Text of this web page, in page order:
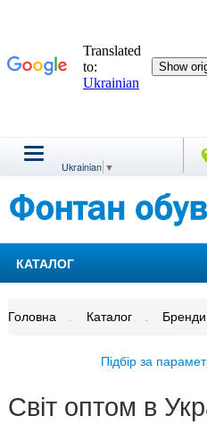
Ukrainian ▼
КАТАЛОГ
Головна Каталог Бренди
Підбір за
Світ оптом в